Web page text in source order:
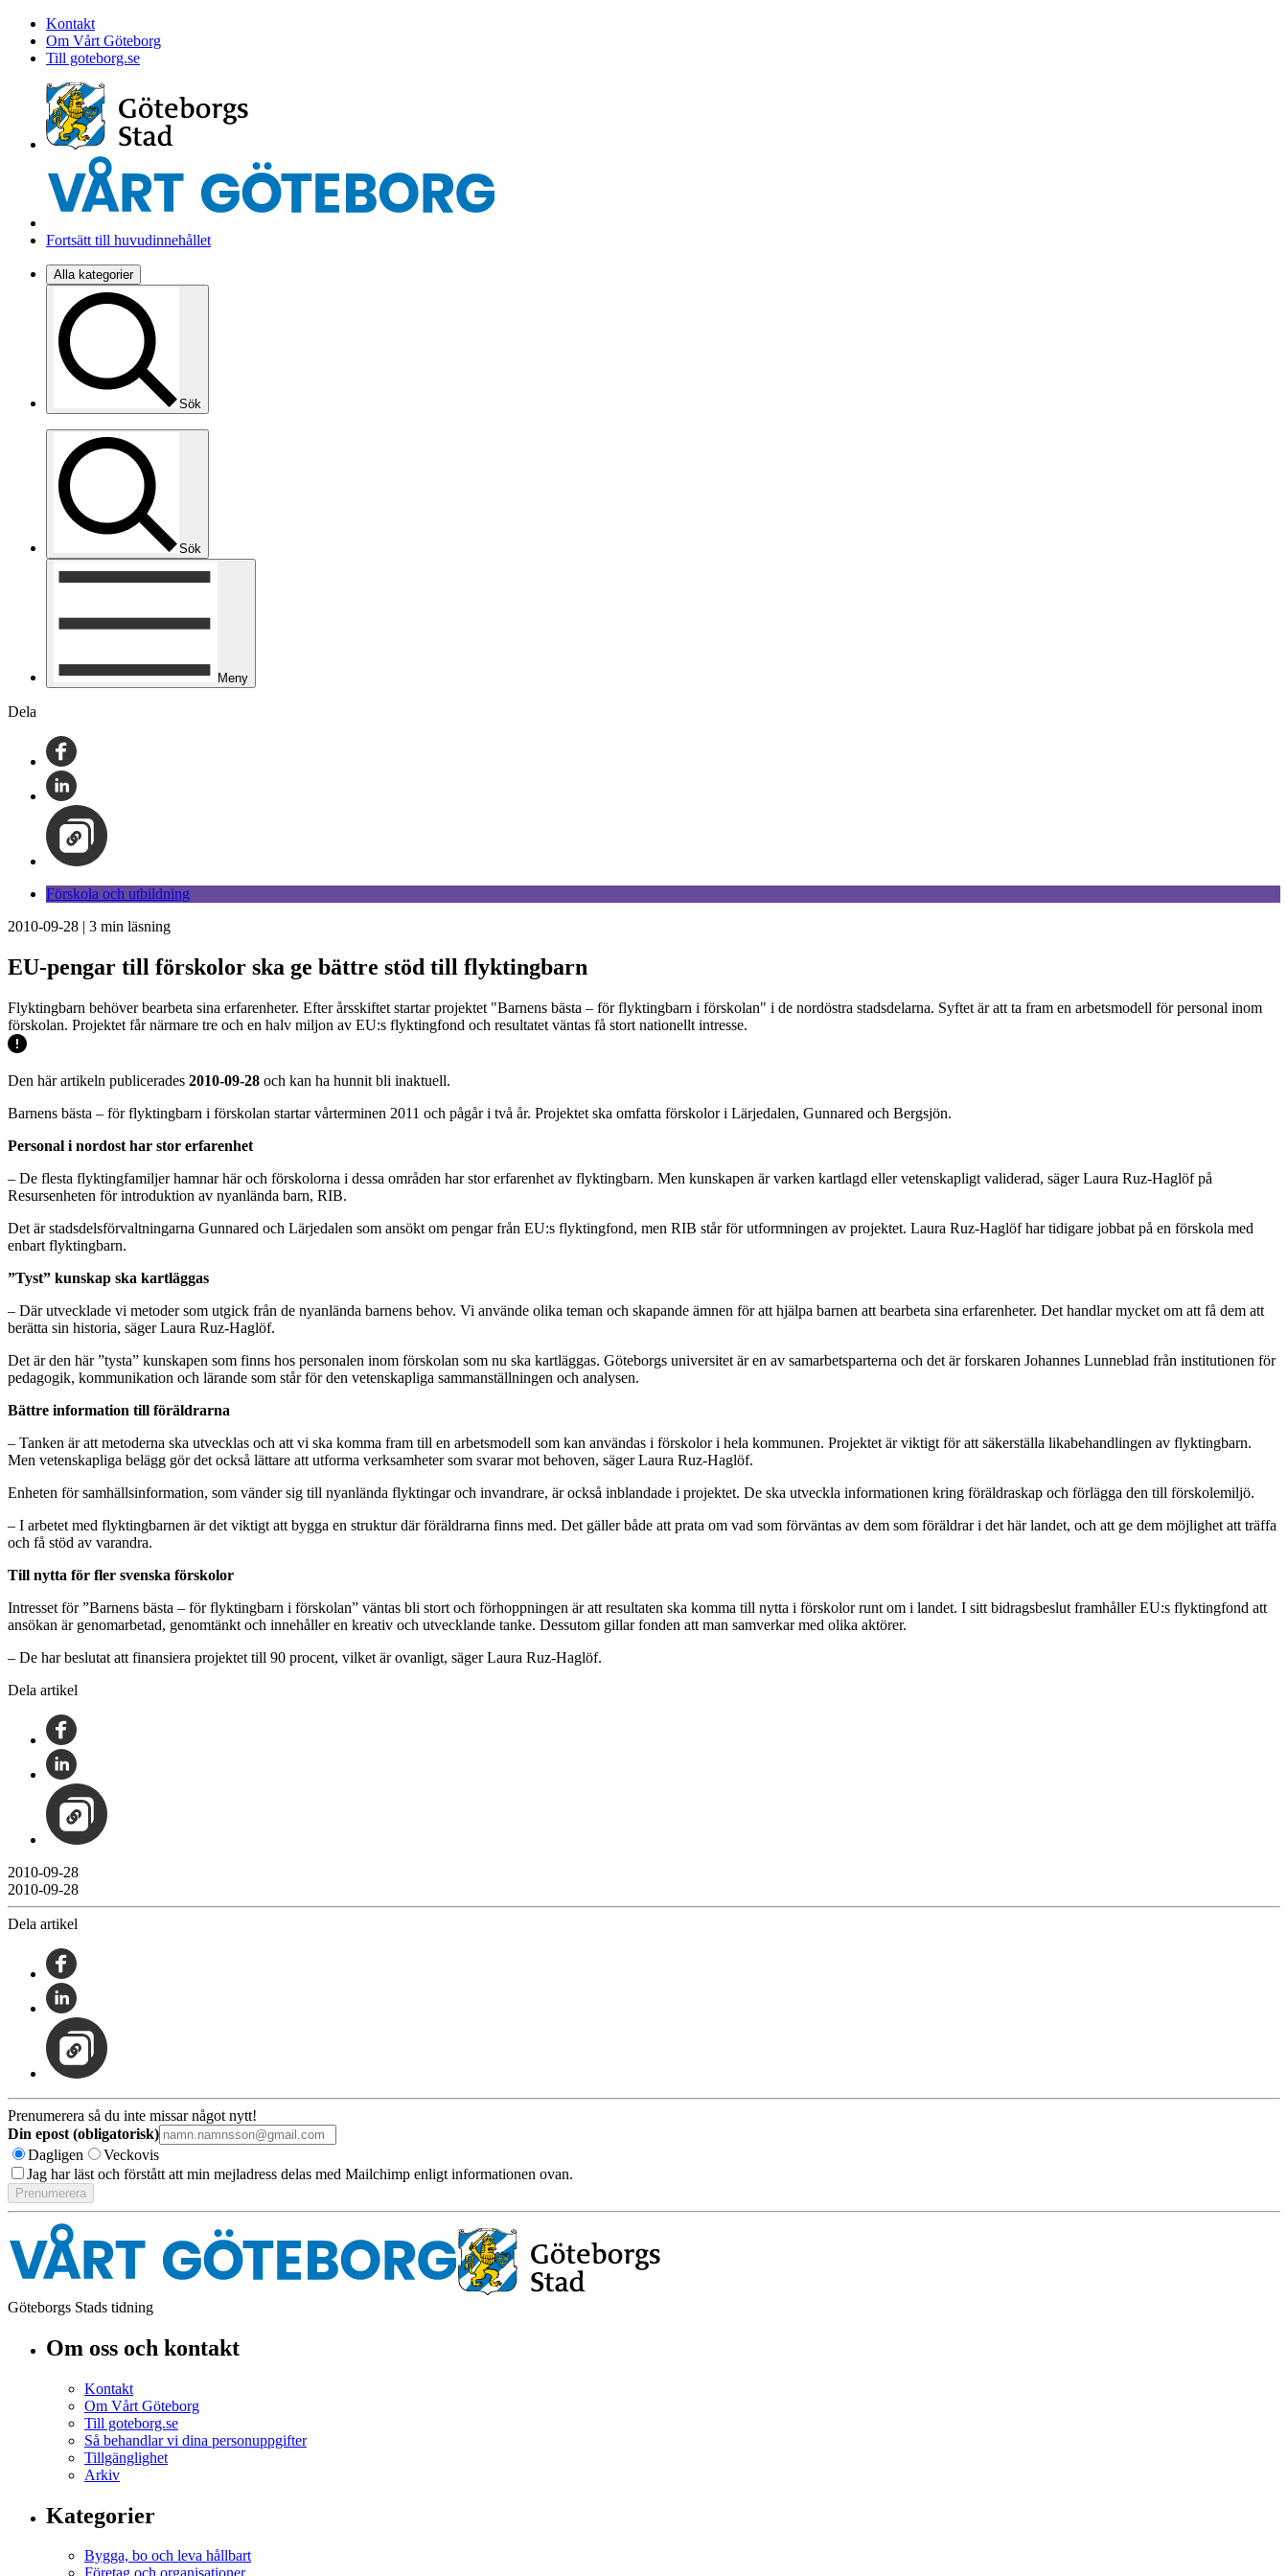
Kontakt
Om Vårt Göteborg
Till goteborg.se
Fortsätt till huvudinnehållet
Alla kategorier
Sök
Sök
Meny
Dela
Förskola och utbildning
2010-09-28 | 3 min läsning
EU-pengar till förskolor ska ge bättre stöd till flyktingbarn
Flyktingbarn behöver bearbeta sina erfarenheter. Efter årsskiftet startar projektet "Barnens bästa – för flyktingbarn i förskolan" i de nordöstra stadsdelarna. Syftet är att ta fram en arbetsmodell för personal inom
förskolan. Projektet får närmare tre och en halv miljon av EU:s flyktingfond och resultatet väntas få stort nationellt intresse.
Den här artikeln publicerades 2010-09-28 och kan ha hunnit bli inaktuell.
Barnens bästa – för flyktingbarn i förskolan startar vårterminen 2011 och pågår i två år. Projektet ska omfatta förskolor i Lärjedalen, Gunnared och Bergsjön.
Personal i nordost har stor erfarenhet
– De flesta flyktingfamiljer hamnar här och förskolorna i dessa områden har stor erfarenhet av flyktingbarn. Men kunskapen är varken kartlagd eller vetenskapligt validerad, säger Laura Ruz-Haglöf på
Resursenheten för introduktion av nyanlända barn, RIB.
Det är stadsdelsförvaltningarna Gunnared och Lärjedalen som ansökt om pengar från EU:s flyktingfond, men RIB står för utformningen av projektet. Laura Ruz-Haglöf har tidigare jobbat på en förskola med
enbart flyktingbarn.
”Tyst” kunskap ska kartläggas
– Där utvecklade vi metoder som utgick från de nyanlända barnens behov. Vi använde olika teman och skapande ämnen för att hjälpa barnen att bearbeta sina erfarenheter. Det handlar mycket om att få dem att
berätta sin historia, säger Laura Ruz-Haglöf.
Det är den här ”tysta” kunskapen som finns hos personalen inom förskolan som nu ska kartläggas. Göteborgs universitet är en av samarbetsparterna och det är forskaren Johannes Lunneblad från institutionen för
pedagogik, kommunikation och lärande som står för den vetenskapliga sammanställningen och analysen.
Bättre information till föräldrarna
– Tanken är att metoderna ska utvecklas och att vi ska komma fram till en arbetsmodell som kan användas i förskolor i hela kommunen. Projektet är viktigt för att säkerställa likabehandlingen av flyktingbarn.
Men vetenskapliga belägg gör det också lättare att utforma verksamheter som svarar mot behoven, säger Laura Ruz-Haglöf.
Enheten för samhällsinformation, som vänder sig till nyanlända flyktingar och invandrare, är också inblandade i projektet. De ska utveckla informationen kring föräldraskap och förlägga den till förskolemiljö.
– I arbetet med flyktingbarnen är det viktigt att bygga en struktur där föräldrarna finns med. Det gäller både att prata om vad som förväntas av dem som föräldrar i det här landet, och att ge dem möjlighet att träffa
och få stöd av varandra.
Till nytta för fler svenska förskolor
Intresset för ”Barnens bästa – för flyktingbarn i förskolan” väntas bli stort och förhoppningen är att resultaten ska komma till nytta i förskolor runt om i landet. I sitt bidragsbeslut framhåller EU:s flyktingfond att
ansökan är genomarbetad, genomtänkt och innehåller en kreativ och utvecklande tanke. Dessutom gillar fonden att man samverkar med olika aktörer.
– De har beslutat att finansiera projektet till 90 procent, vilket är ovanligt, säger Laura Ruz-Haglöf.
Dela artikel
2010-09-28
2010-09-28
Dela artikel
Prenumerera så du inte missar något nytt!
Din epost (obligatorisk)
Dagligen
Veckovis
Jag har läst och förstått att min mejladress delas med Mailchimp enligt informationen ovan.
Göteborgs Stads tidning
Om oss och kontakt
Kontakt
Om Vårt Göteborg
Till goteborg.se
Så behandlar vi dina personuppgifter
Tillgänglighet
Arkiv
Kategorier
Bygga, bo och leva hållbart